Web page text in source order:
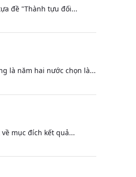
đề "Thành tựu đối...
là năm hai nước chọn là...
mục đích kết quả...